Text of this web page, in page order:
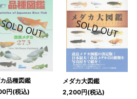
品種図鑑
円(税込)
メダカ大図鑑
2,200円(税込)